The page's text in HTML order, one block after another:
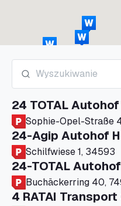
24 TOTAL
Sophie-Opel-Straße
24-Agip Autohof
Schilfwiese 1, 34593
24-TOTAL
Buchäckerring 40,
4 RATAI Transport